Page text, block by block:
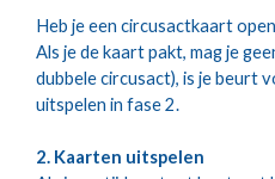
Heb je een circusactkaart
Als je de kaart pakt, mag je
dubbele circusact), is je beurt
uitspelen in fase 2.
2. Kaarten uitspelen